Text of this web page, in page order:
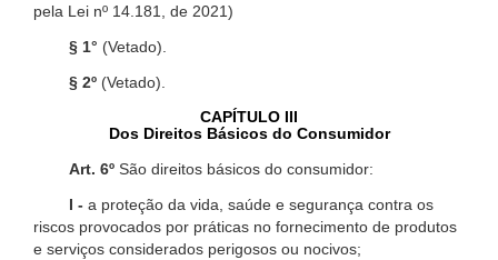
pela Lei nº 14.181, de 2021)
§ 1° (Vetado).
§ 2º (Vetado).
CAPÍTULO III
Dos Direitos Básicos do Consumidor
Art. 6º São direitos básicos do consumidor:
I - a proteção da vida, saúde e segurança contra os
riscos provocados por práticas no fornecimento de produtos
e serviços considerados perigosos ou nocivos;